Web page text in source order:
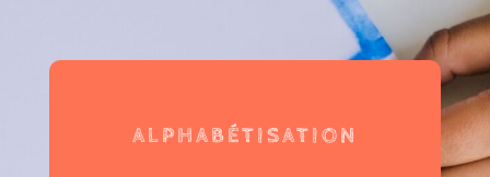
ALPHABÉTISATION